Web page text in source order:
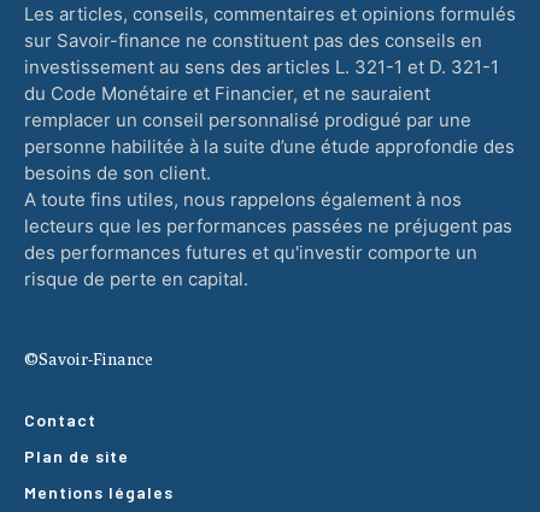
Les articles, conseils, commentaires et opinions formulés
sur Savoir-finance ne constituent pas des conseils en
investissement au sens des articles L. 321-1 et D. 321-1
du Code Monétaire et Financier, et ne sauraient
remplacer un conseil personnalisé prodigué par une
personne habilitée à la suite d’une étude approfondie des
besoins de son client.
A toute fins utiles, nous rappelons également à nos
lecteurs que les performances passées ne préjugent pas
des performances futures et qu'investir comporte un
risque de perte en capital.
©Savoir-Finance
Contact
Plan de site
Mentions légales